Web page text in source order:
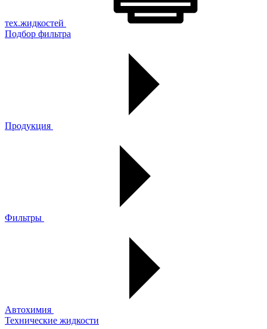
тех.жидкостей
Подбор фильтра
Продукция
Фильтры
Автохимия
Технические жидкости